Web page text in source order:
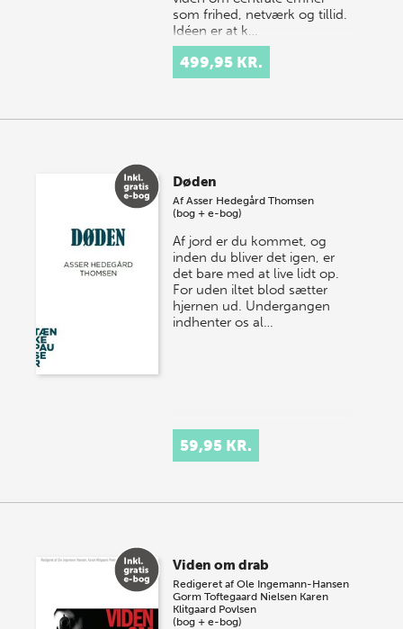
som frihed, netværk og tillid.
Idéen er at k…
499,95 KR.
Døden
AfAsser Hedegård Thomsen
(bog + e-bog)
Af jord er du kommet, og
inden du bliver det igen, er
det bare med at live lidt op.
For uden iltet blod sætter
hjernen ud. Undergangen
indhenter os al…
59,95 KR.
Viden om drab
Redigeret afOle Ingemann-Hansen
Gorm Toftegaard Nielsen Karen
Klitgaard Povlsen
(bog + e-bog)